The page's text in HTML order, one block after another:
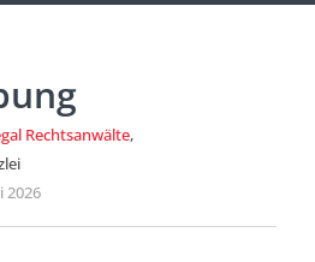
Rechtsanwälte,
2026